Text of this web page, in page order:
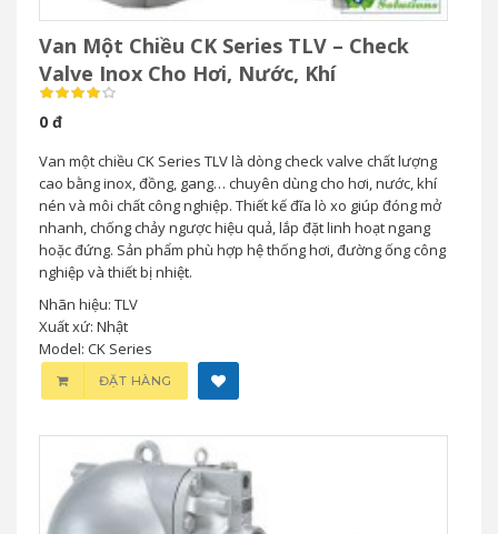
Van Một Chiều CK Series TLV – Check
Valve Inox Cho Hơi, Nước, Khí
0 đ
Van một chiều CK Series TLV là dòng check valve chất lượng
cao bằng inox, đồng, gang… chuyên dùng cho hơi, nước, khí
nén và môi chất công nghiệp. Thiết kế đĩa lò xo giúp đóng mở
nhanh, chống chảy ngược hiệu quả, lắp đặt linh hoạt ngang
hoặc đứng. Sản phẩm phù hợp hệ thống hơi, đường ống công
nghiệp và thiết bị nhiệt.
Nhãn hiệu: TLV
Xuất xứ: Nhật
Model: CK Series
ĐẶT HÀNG